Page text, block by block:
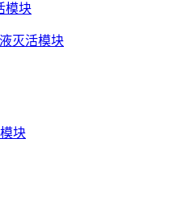
模块
灭活模块
块